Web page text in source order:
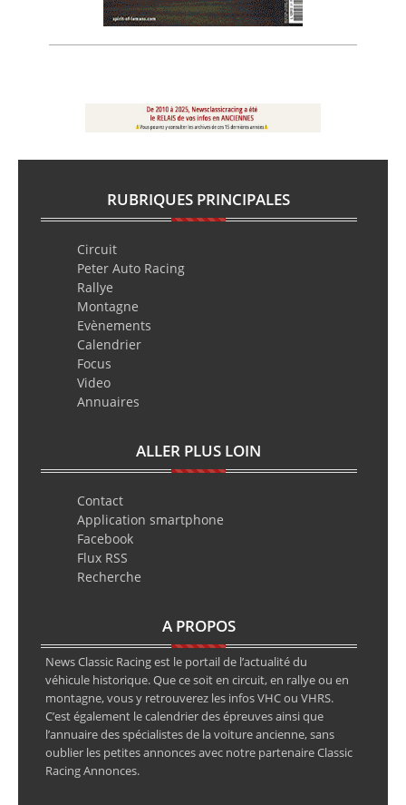
RUBRIQUES PRINCIPALES
Circuit
Peter Auto Racing
Rallye
Montagne
Evènements
Calendrier
Focus
Video
Annuaires
ALLER PLUS LOIN
Contact
Application smartphone
Facebook
Flux RSS
Recherche
A PROPOS
News Classic Racing est le portail de l’actualité du
véhicule historique. Que ce soit en circuit, en rallye ou en
montagne, vous y retrouverez les infos VHC ou VHRS.
C’est également le calendrier des épreuves ainsi que
l’annuaire des spécialistes de la voiture ancienne, sans
oublier les petites annonces avec notre partenaire Classic
Racing Annonces.